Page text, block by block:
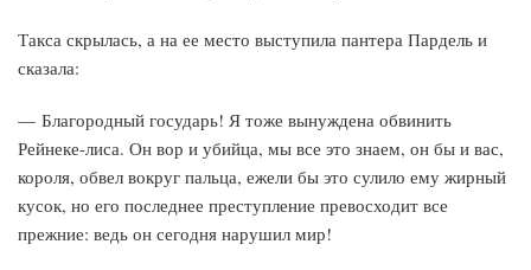
Такса скрылась, а на ее место выступила пантера Пардель и
сказала:
— Благородный государь! Я тоже вынуждена обвинить
Рейнеке-лиса. Он вор и убийца, мы все это знаем, он бы и вас,
короля, обвел вокруг пальца, ежели бы это сулило ему жирный
кусок, но его последнее преступление превосходит все
прежние: ведь он сегодня нарушил мир!